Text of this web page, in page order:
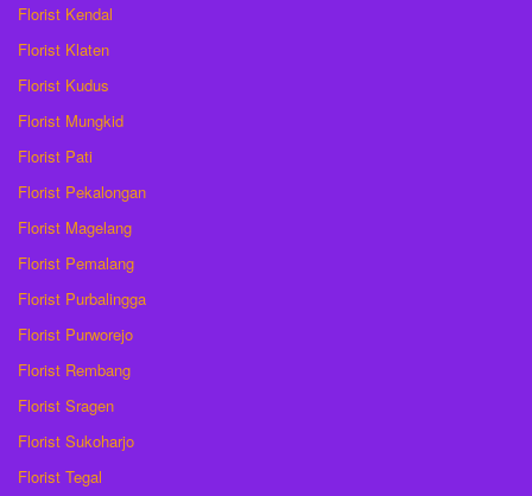
Florist Kendal
Florist Klaten
Florist Kudus
Florist Mungkid
Florist Pati
Florist Pekalongan
Florist Magelang
Florist Pemalang
Florist Purbalingga
Florist Purworejo
Florist Rembang
Florist Sragen
Florist Sukoharjo
Florist Tegal